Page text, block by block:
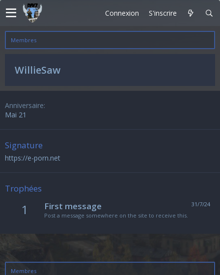
Connexion S'inscrire
Membres
WillieSaw
Anniversaire
Mai 21
Signature
https://e-porn.net
Trophées
1 31/7/24
First message
Post a message somewhere on the site to receive this.
Membres